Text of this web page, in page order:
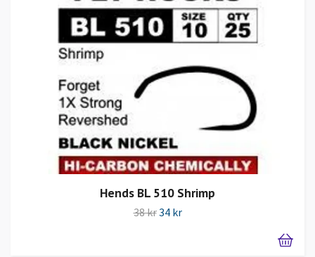
Hends BL 510 Shrimp
38 kr34 kr